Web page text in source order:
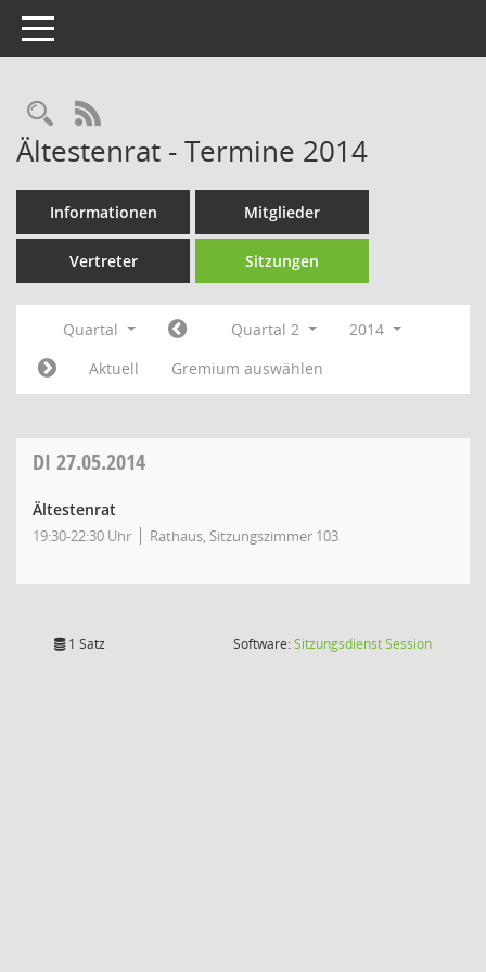
Toggle navigation
Rechercheauswahl
RSS-Feed
Ältestenrat - Termine 2014
Informationen Mitglieder
Vertreter Sitzungen
Quartal Quartal 2
2014
Aktuell
Gremium auswählen
DI 27.05.2014
Ältestenrat
19:30-22:30 Uhr Rathaus, Sitzungszimmer 103
1 Satz Software:SitzungsdienstSession(Wird in